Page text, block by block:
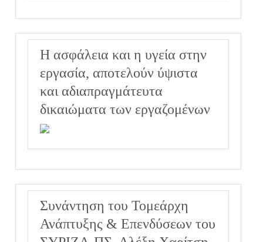
Η ασφάλεια και η υγεία στην
εργασία, αποτελούν ύψιστα
και αδιαπραγμάτευτα
δικαιώματα των εργαζομένων
Συνάντηση του Τομεάρχη
Ανάπτυξης & Επενδύσεων του